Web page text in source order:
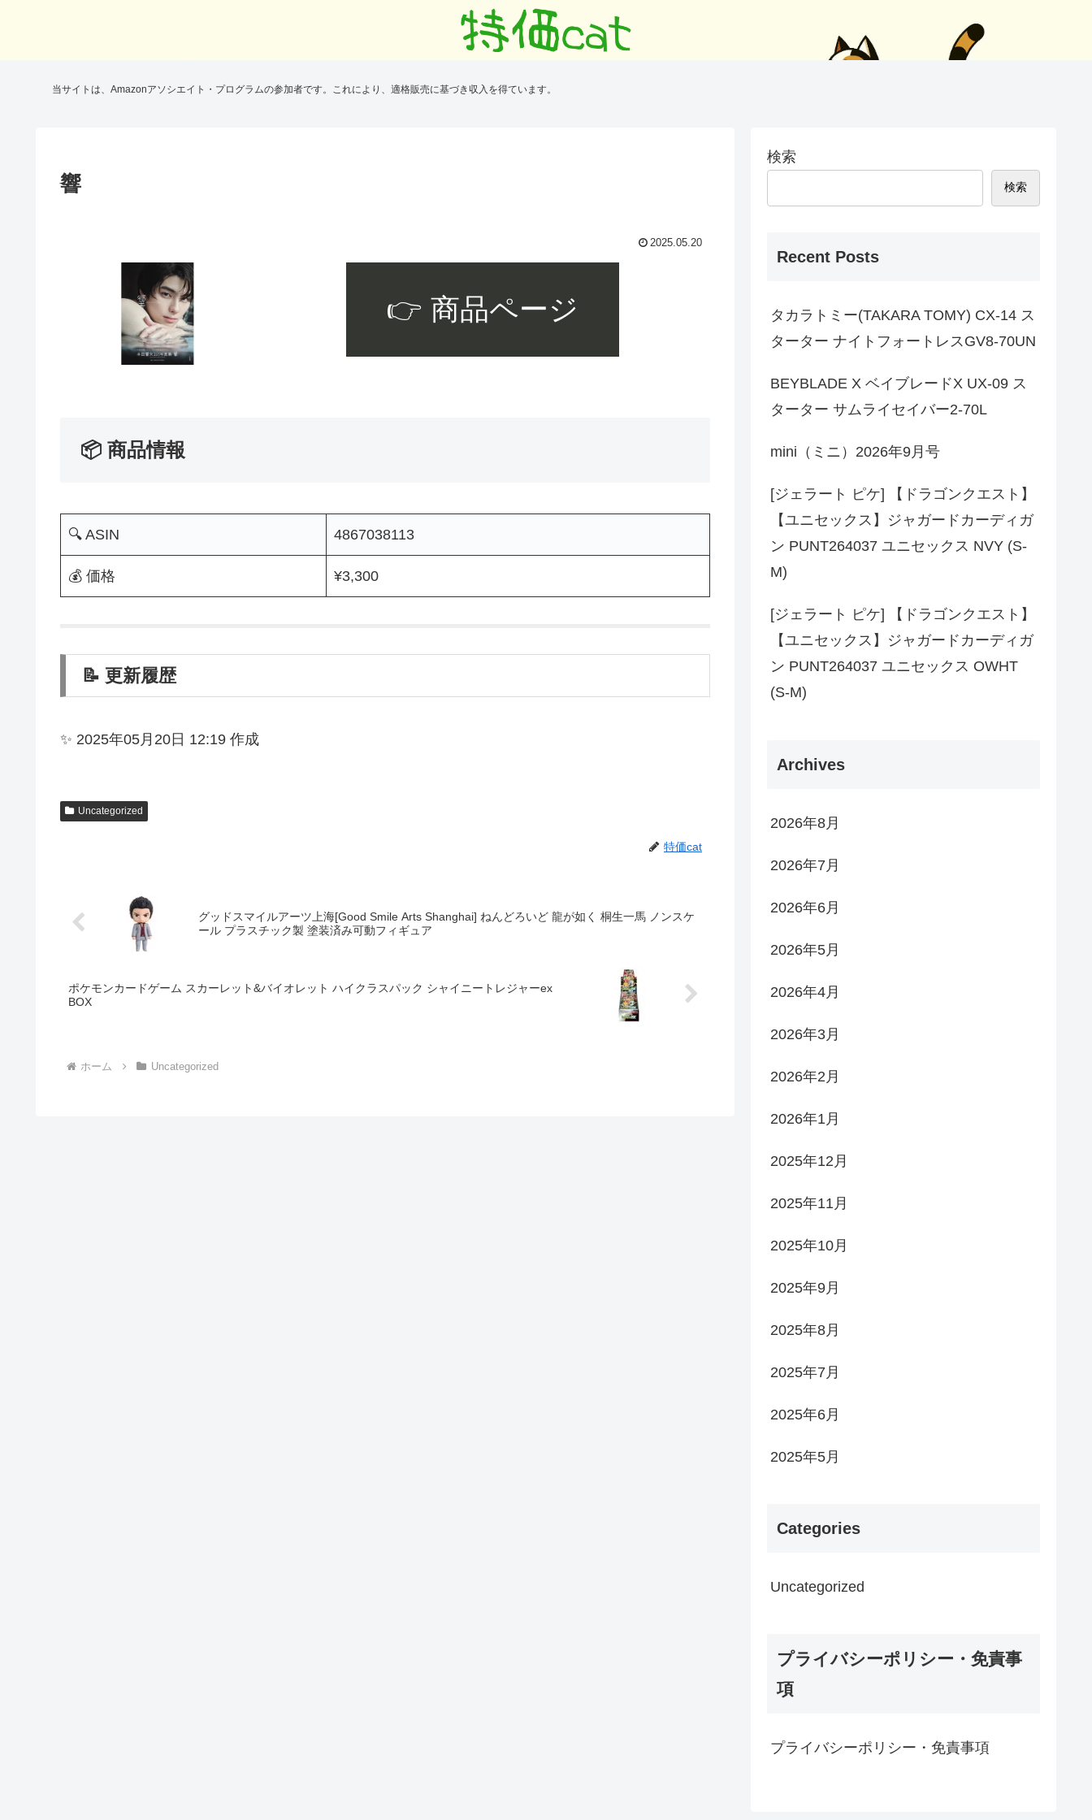
当サイトは、Amazonアソシエイト・プログラムの参加者です。これにより、適格販売に基づき収入を得ています。
響
2025.05.20
👉 商品ページ
📦 商品情報
🔍 ASIN 4867038113
💰 価格 ¥3,300
📝 更新履歴
✨ 2025年05月20日 12:19 作成
Uncategorized
特価cat
グッドスマイルアーツ上海[Good Smile Arts Shanghai] ねんどろいど 龍が如く 桐生一馬 ノンスケ
ール プラスチック製 塗装済み可動フィギュア
ポケモンカードゲーム スカーレット&バイオレット ハイクラスパック シャイニートレジャーex
BOX
ホーム Uncategorized
検索
検索
Recent Posts
タカラトミー(TAKARA TOMY) CX-14 ス
ターター ナイトフォートレスGV8-70UN
BEYBLADE X ベイブレードX UX-09 ス
ターター サムライセイバー2-70L
mini（ミニ）2026年9月号
[ジェラート ピケ] 【ドラゴンクエスト】
【ユニセックス】ジャガードカーディガ
ン PUNT264037 ユニセックス NVY (S-
M)
[ジェラート ピケ] 【ドラゴンクエスト】
【ユニセックス】ジャガードカーディガ
ン PUNT264037 ユニセックス OWHT
(S-M)
Archives
2026年8月
2026年7月
2026年6月
2026年5月
2026年4月
2026年3月
2026年2月
2026年1月
2025年12月
2025年11月
2025年10月
2025年9月
2025年8月
2025年7月
2025年6月
2025年5月
Categories
Uncategorized
プライバシーポリシー・免責事
項
プライバシーポリシー・免責事項